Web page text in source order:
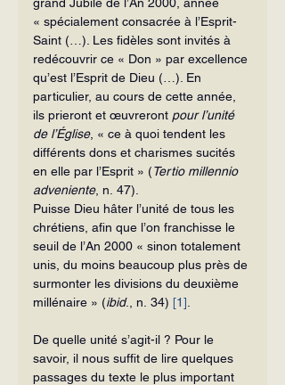
« spécialement consacrée à l’Esprit-
Saint (…). Les fidèles sont invités à
redécouvrir ce « Don » par excellence
qu’est l’Esprit de Dieu (…). En
particulier, au cours de cette année,
ils prieront et œuvreront pour l’unité
de l’Église, « ce à quoi tendent les
différents dons et charismes sucités
en elle par l’Esprit » (Tertio millennio
adveniente, n. 47).
Puisse Dieu hâter l’unité de tous les
chrétiens, afin que l’on franchisse le
seuil de l’An 2000 « sinon totalement
unis, du moins beaucoup plus près de
surmonter les divisions du deuxième
millénaire » (ibid., n. 34) [1]
De quelle unité s’agit-il ? Pour le
savoir, il nous suffit de lire quelques
passages du texte le plus important